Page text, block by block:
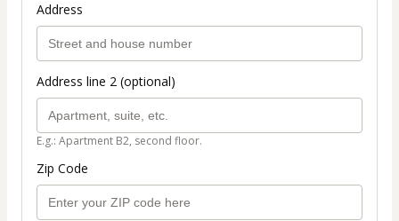
Address
Address line 2 (optional)
E.g.: Apartment B2, second floor.
Zip Code